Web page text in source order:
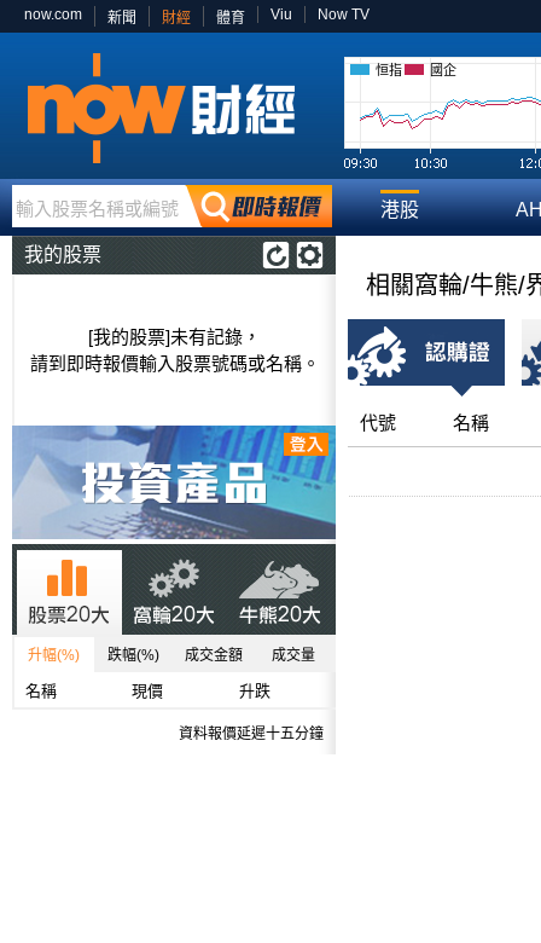
now.com 新聞 財經 體育 Viu Now TV
恒指 國企
輸入股票名稱或編號 港股
我的股票
[我的股票]未有記錄，
請到即時報價輸入股票號碼或名稱。
升幅(%) 跌幅(%) 成交金額 成交量
名稱 現價 升跌
資料報價延遲十五分鐘
相關窩輪/牛熊/
代號 名稱